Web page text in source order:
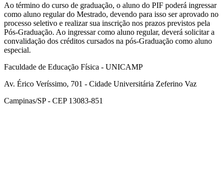
Ao término do curso de graduação, o aluno do PIF poderá ingressar
como aluno regular do Mestrado, devendo para isso ser aprovado no
processo seletivo e realizar sua inscrição nos prazos previstos pela
Pós-Graduação. Ao ingressar como aluno regular, deverá solicitar a
convalidação dos créditos cursados na pós-Graduação como aluno
especial.
Faculdade de Educação Física - UNICAMP
Av. Érico Veríssimo, 701 - Cidade Universitária Zeferino Vaz
Campinas/SP - CEP 13083-851